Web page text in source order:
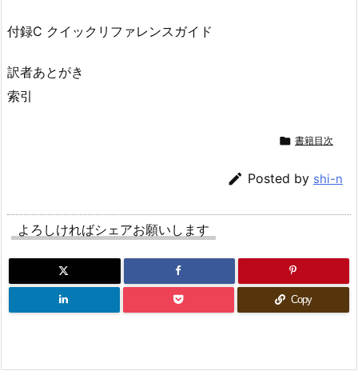
付録C クイックリファレンスガイド
訳者あとがき
索引
 書籍目次
 Posted by shi-n
よろしければシェアお願いします
Copy